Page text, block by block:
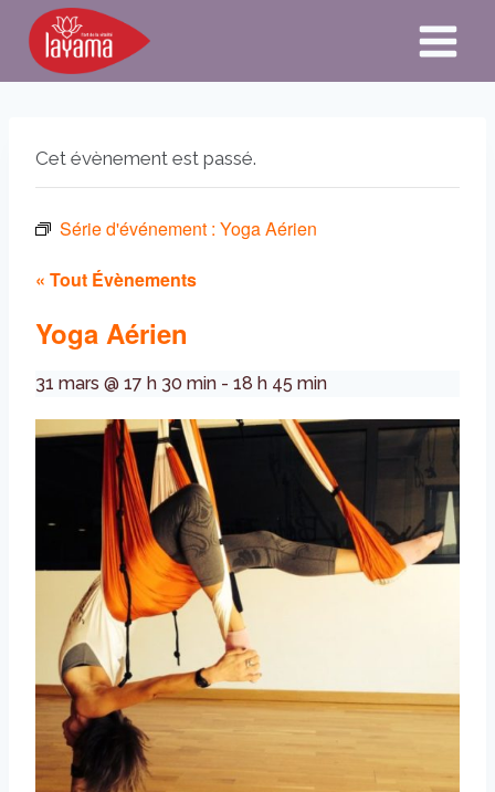
Aller
contenu
Cet évènement est passé.
Série d'événement : Yoga Aérien
« Tout Évènements
Yoga Aérien
31 mars @ 17 h 30 min - 18 h 45 min